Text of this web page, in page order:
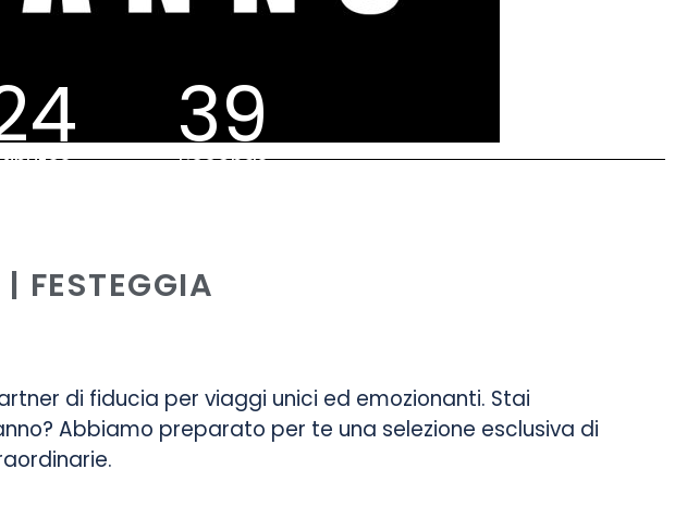
39
Seconds
FESTEGGIA
di fiducia per viaggi unici ed emozionanti. Stai
Abbiamo preparato per te una selezione esclusiva di